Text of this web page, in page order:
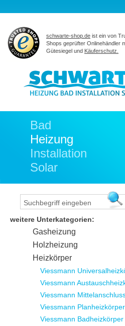
Bad
Heizung
Installation
Solar
weitere Unterkategorien:
Gasheizung
Holzheizung
Heizkörper
Viessmann
Viessmann
Viessmann
Viessmann Planheizkörper
Viessmann Badheizkörper
schwarte-shop.de ist ein von
Shops geprüfter Onlinehändler
Gütesiegel und Käuferschutz.